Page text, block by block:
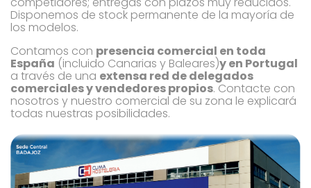
Disponemos de stock permanente de la mayoría de
los modelos.
Contamos con presencia comercial en toda
España (incluido Canarias y Baleares)y en Portugal
a través de una extensa red de delegados
comerciales y vendedores propios. Contacte con
nosotros y nuestro comercial de su zona le explicará
todas nuestras posibilidades.